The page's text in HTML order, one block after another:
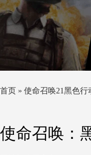
首页 » 使命召唤21黑色行
使命召唤：